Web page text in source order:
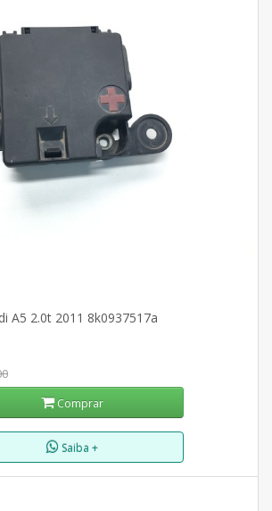
A5 2.0t 2011 8k0937517a
Comprar
Saiba +